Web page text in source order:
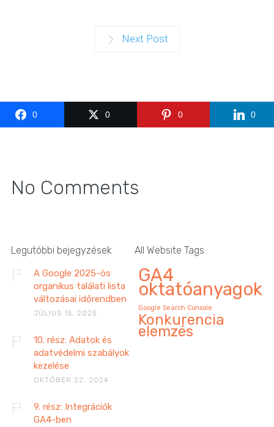
Next Post
0 0 0 0
No Comments
Legutóbbi bejegyzések
A Google 2025-ös
organikus találati lista
változásai időrendben
JÚLIUS 15, 2025
10. rész: Adatok és
adatvédelmi szabályok
kezelése
OKTÓBER 22, 2024
9. rész: Integrációk
GA4-ben
All Website Tags
GA4
oktatóanyagok
Google Search Console
Konkurencia
elemzés